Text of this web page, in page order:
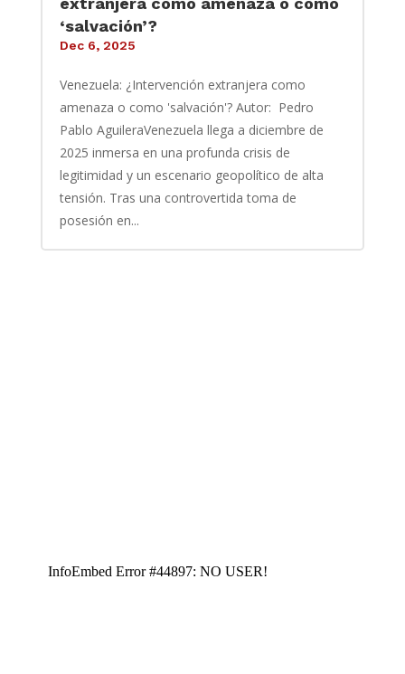
‘salvación’?
Dec 6, 2025
Venezuela: ¿Intervención extranjera como
amenaza o como 'salvación'? Autor: Pedro
Pablo AguileraVenezuela llega a diciembre de
2025 inmersa en una profunda crisis de
legitimidad y un escenario geopolítico de alta
tensión. Tras una controvertida toma de
posesión en...